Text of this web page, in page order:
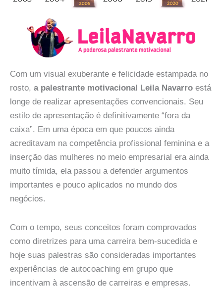
Com um visual exuberante e felicidade estampada no
rosto, a palestrante motivacional Leila Navarro está
longe de realizar apresentações convencionais. Seu
estilo de apresentação é definitivamente “fora da
caixa”. Em uma época em que poucos ainda
acreditavam na competência profissional feminina e a
inserção das mulheres no meio empresarial era ainda
muito tímida, ela passou a defender argumentos
importantes e pouco aplicados no mundo dos
negócios.
Com o tempo, seus conceitos foram comprovados
como diretrizes para uma carreira bem-sucedida e
hoje suas palestras são consideradas importantes
experiências de autocoaching em grupo que
incentivam à ascensão de carreiras e empresas.